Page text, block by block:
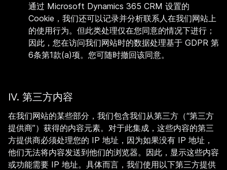
通过 Microsoft Dynamics 365 CRM 设置的
Cookie，我们还可以记录并分析联系人在我们网站上
的使用行为。但此类处理仅在您同意的情况下进行；
因此，您在访问我们网站时的数据处理基于 GDPR 第
6条第1款(a)项。您可随时撤回该同意。
IV. 第三方内容
在我们网站的某些部分，我们包含我们从第三方（“第三方
提供商”）获得的内容元素。对于此集成，这些内容的第三
方提供商必须处理您的 IP 地址，因为如果没有 IP 地址，
他们无法将内容发送到他们的浏览器。因此，显示这些内容
或功能需要 IP 地址。具体而言，我们使用以下第三方提供